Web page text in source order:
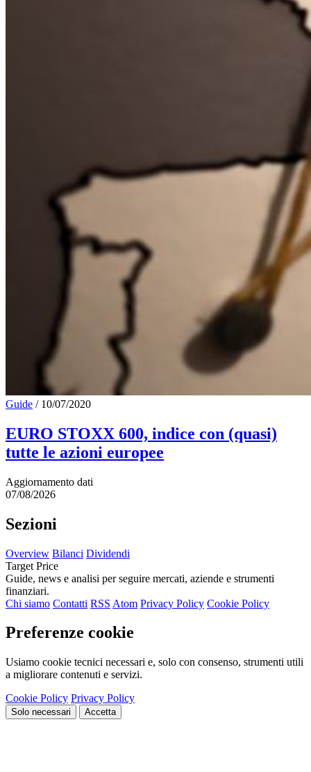
Guide / 10/07/2020
EURO STOXX 600, indice con (quasi)
tutte le azioni europee
Aggiornamento dati
07/08/2026
Sezioni
Overview Bilanci Dividendi
Target Price
Guide, news e analisi per seguire mercati, aziende e strumenti
finanziari.
Chi siamo Contatti RSS Atom Privacy Policy Cookie Policy
Preferenze cookie
Usiamo cookie tecnici necessari e, solo con consenso, strumenti utili
a migliorare contenuti e servizi.
Cookie Policy Privacy Policy
Solo necessari Accetta